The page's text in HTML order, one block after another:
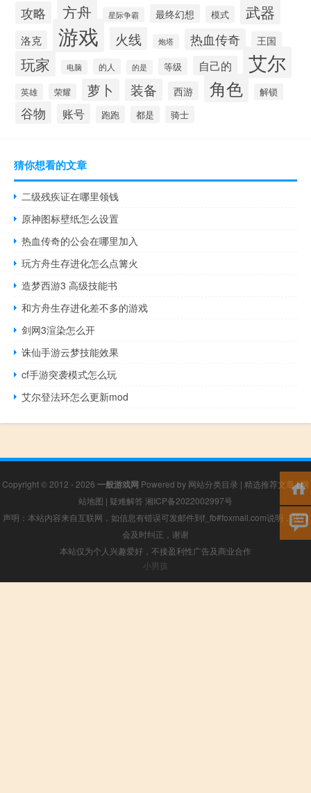
攻略 方舟 星际争霸 最终幻想 模式 武器
洛克 游戏 火线 炮塔 热血传奇 王国
玩家 电脑 的人 的是 等级 自己的 艾尔
英雄 荣耀 萝卜 装备 西游 角色 解锁
谷物 账号 跑跑 都是 骑士
猜你想看的文章
二级残疾证在哪里领钱
原神图标壁纸怎么设置
热血传奇的公会在哪里加入
玩方舟生存进化怎么点篝火
造梦西游3 高级技能书
和方舟生存进化差不多的游戏
剑网3渲染怎么开
诛仙手游云梦技能效果
cf手游突袭模式怎么玩
艾尔登法环怎么更新mod
Copyright © 2012 - 2026 一般游戏网 Powered by 网站分类目录 | 精选推荐文章|网
站地图 | 疑难解答 湘ICP备2022002997号
声明：本站内容来自互联网，如信息有错误可发邮件到f_fb#foxmail.com说明，我们
会及时纠正，谢谢
本站仅为个人兴趣爱好，不接盈利性广告及商业合作
小男孩